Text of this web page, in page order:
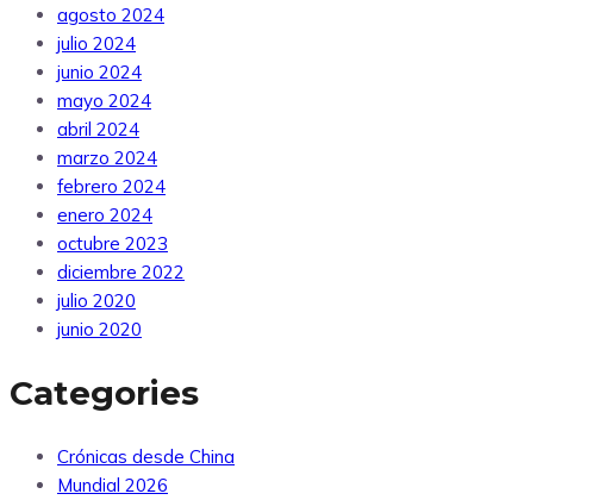
agosto 2024
julio 2024
junio 2024
mayo 2024
abril 2024
marzo 2024
febrero 2024
enero 2024
octubre 2023
diciembre 2022
julio 2020
junio 2020
Categories
Crónicas desde China
Mundial 2026